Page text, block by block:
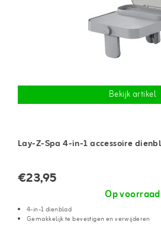
Bekijk artikel
Lay-Z-Spa 4-in-1 accessoire
€23,95
Op voorraad
4-in-1 dienblad
Gemakkelijk te bevestigen en verwijderen